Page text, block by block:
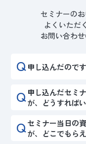
セミナーの
よくいただ
お問い合わ
Q 申し込んだので
Q 申し込んだセミ
が、どうすれば
Qセミナー当日の
が、どこでもら